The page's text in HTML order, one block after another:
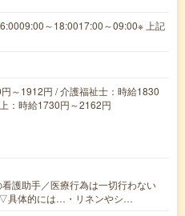
～18:0017:00～09:00※ 上記
～1912円 / 介護福祉士：時給1830
：時給1730円～2162円
護助手／医療行為は一切行わない
具体的には…・リネンやシ…